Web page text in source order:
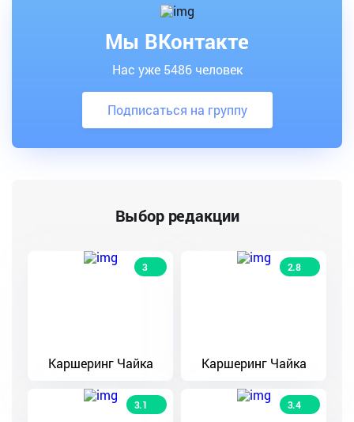
Мы ВКонтакте
Нас уже 5486 человек
Подписаться на группу
Выбор редакции
3
Каршеринг Чайка
2.8
Каршеринг Чайка
3.1 3.4